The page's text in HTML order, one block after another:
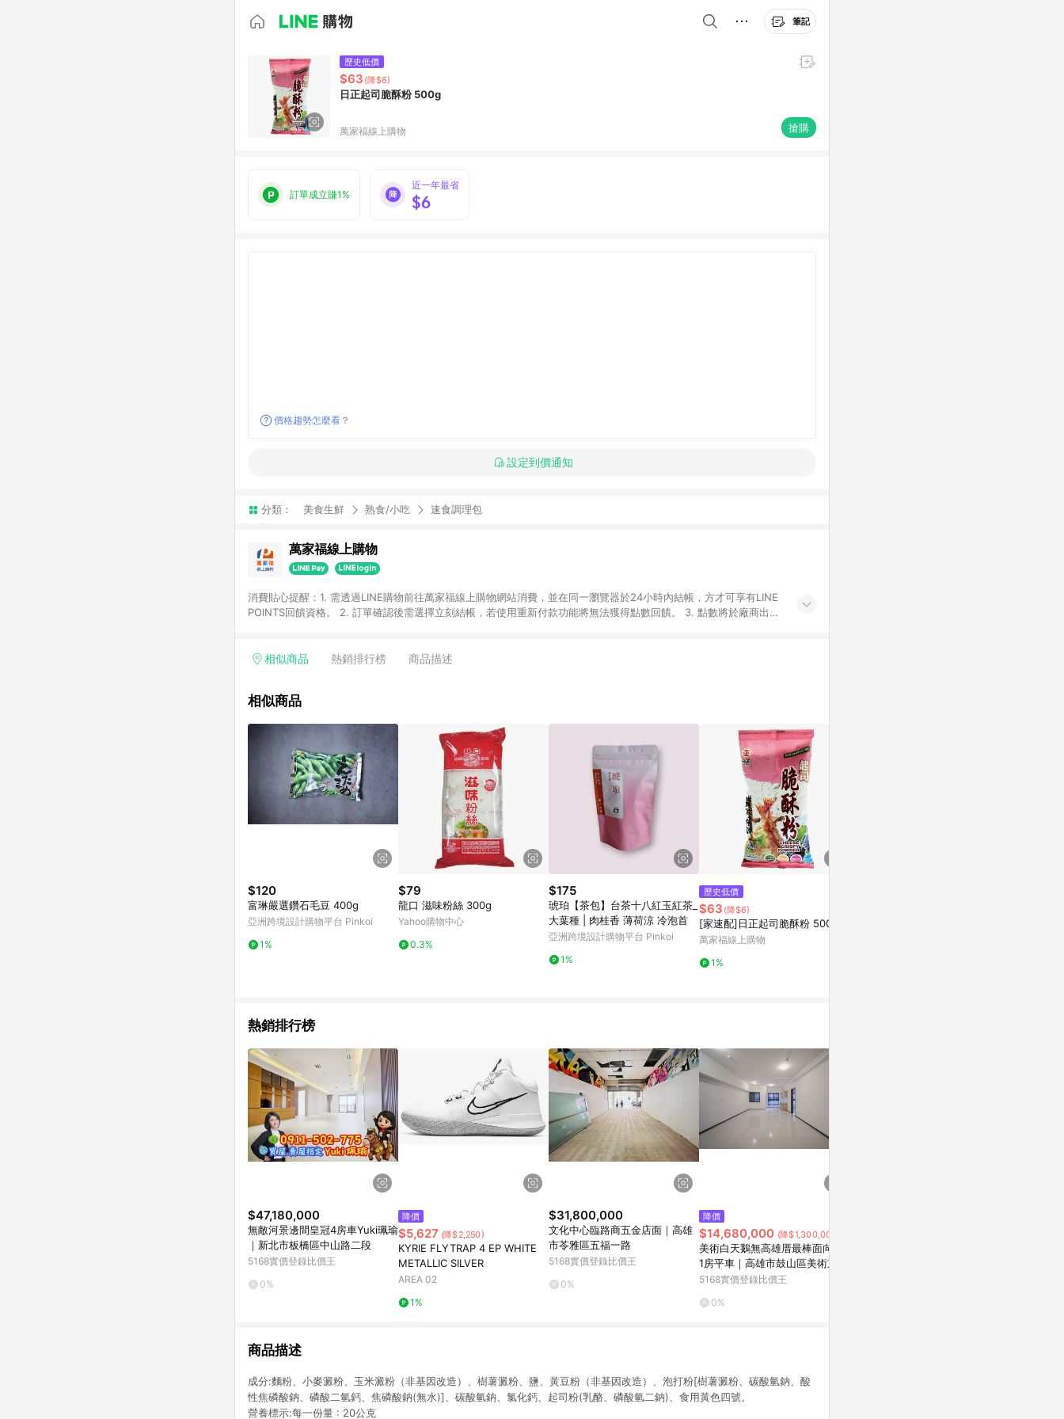
筆記
歷史低價
$63 (降$6)
日正起司脆酥粉 500g
萬家福線上購物 搶購
訂單成立賺1%
近一年最省
$6
價格趨勢怎麼看？
設定到價通知
分類： 美食生鮮 熟食/小吃 速食調理包
萬家福線上購物
消費貼心提醒：1. 需透過LINE購物前往萬家福線上購物網站消費，並在同一瀏覽器於24小時內結帳，方才可享有LINE
POINTS回饋資格。 2. 訂單確認後需選擇立刻結帳，若使用重新付款功能將無法獲得點數回饋。 3. 點數將於廠商出貨
留時間內聯絡客服中心，並由康達盛通生活事業股份有限公司方進行訂單資格確認。 康達盛通線上購物希望提供簡
相似商品 熱銷排行榜 商品描述
相似商品
$120
富琳嚴選鑽石毛豆 400g
亞洲跨境設計購物平台 Pinkoi
1%
$79
龍口 滋味粉絲 300g
Yahoo購物中心
0.3%
$175
琥珀【茶包】台茶十八紅玉紅茶_
大葉種 | 肉桂香 薄荷涼 冷泡首
亞洲跨境設計購物平台 Pinkoi
1%
歷史低價
$63 (降$6)
[家速配]日正起司脆酥粉 500g
萬家福線上購物
1%
熱銷排行榜
$47,180,000
無敵河景邊間皇冠4房車Yuki珮瑜
｜新北市板橋區中山路二段
5168實價登錄比價王
0%
降價
$5,627 (降$2,250)
KYRIE FLYTRAP 4 EP WHITE
METALLIC SILVER
AREA 02
1%
$31,800,000
文化中心臨路商五金店面｜高雄
市苓雅區五福一路
5168實價登錄比價王
0%
降價
$14,680,000 (降$1,300,000)
美術白天鵝無高雄厝最棒面向2+
1房平車｜高雄市鼓山區美術東四
路
5168實價登錄比價王
0%
商品描述
成分:麵粉、小麥澱粉、玉米澱粉（非基因改造）、樹薯澱粉、鹽、黃豆粉（非基因改造）、泡打粉[樹薯澱粉、碳酸氫鈉、酸
性焦磷酸鈉、磷酸二氫鈣、焦磷酸鈉(無水)]、碳酸氫鈉、氯化鈣、起司粉(乳酪、磷酸氫二鈉)、食用黃色四號。
營養標示:每一份量 : 20公克